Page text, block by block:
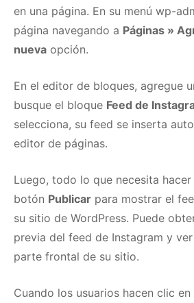
en una página. En su menú wp-
página navegando a Páginas »
nueva opción.
En el editor de bloques, agregue
busque el bloque Feed de
selecciona, su feed se inserta
editor de páginas.
Luego, todo lo que necesita
botón Publicar para mostrar el
su sitio de WordPress. Puede
previa del feed de Instagram y
parte frontal de su sitio.
Cuando los usuarios hacen clic